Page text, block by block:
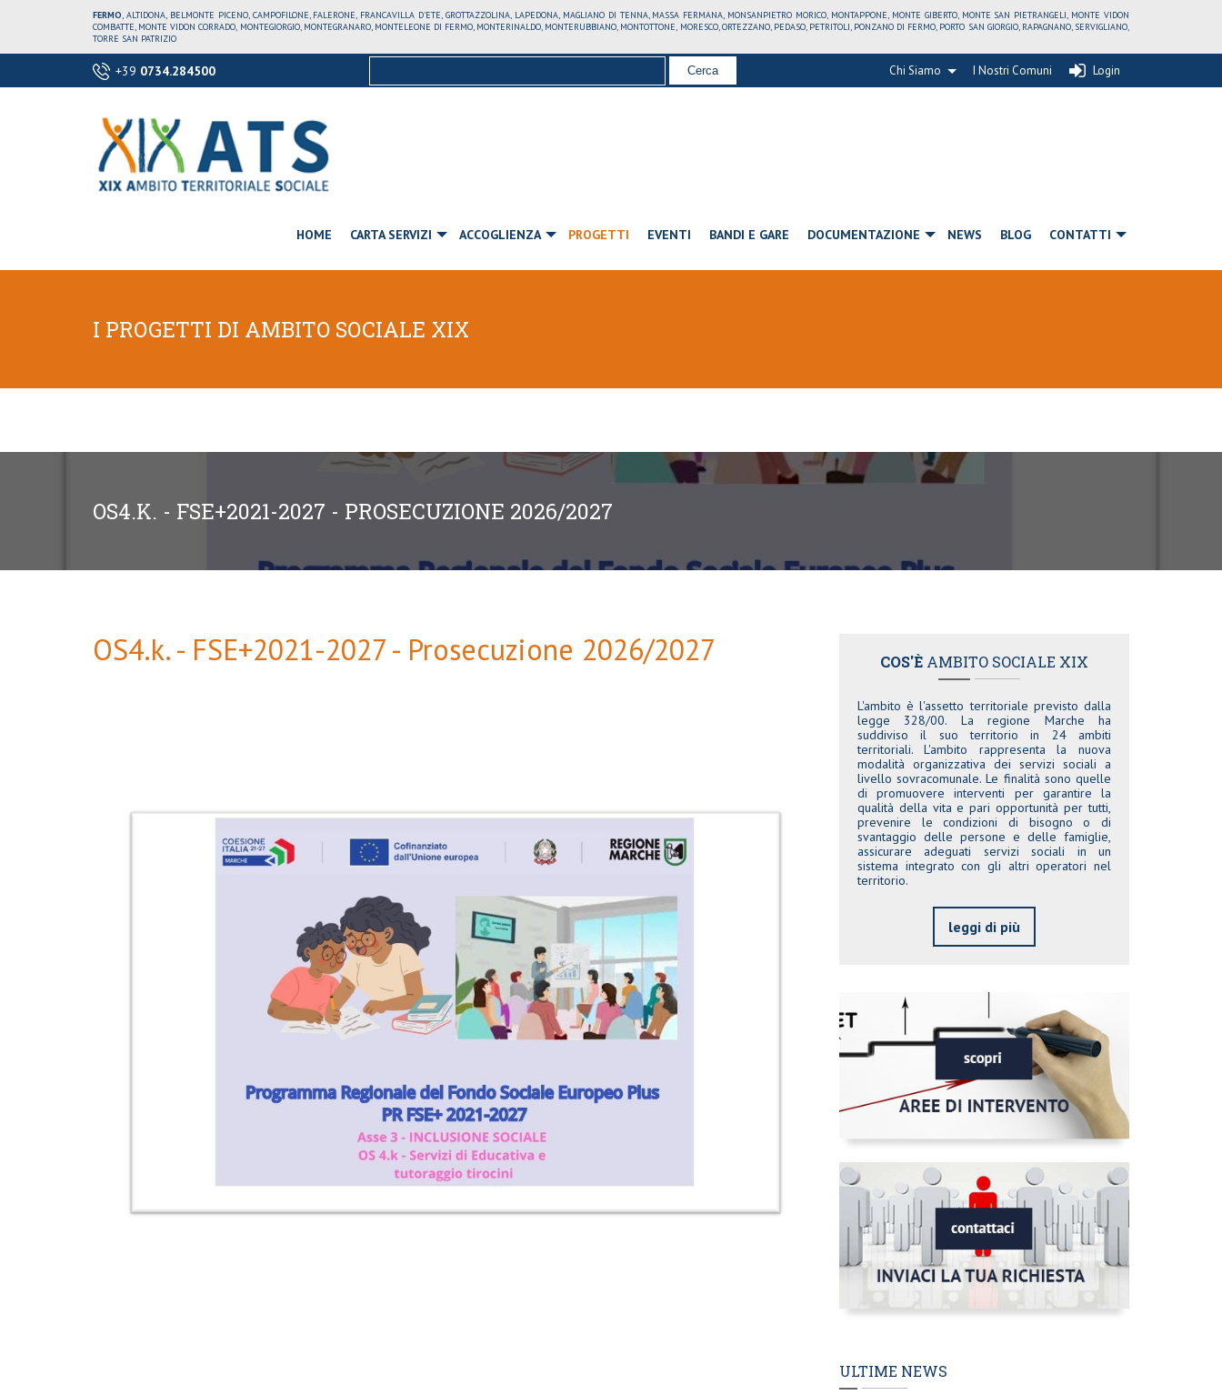
FERMO, ALTIDONA, BELMONTE PICENO, CAMPOFILONE, FALERONE, FRANCAVILLA D'ETE, GROTTAZZOLINA, LAPEDONA, MAGLIANO DI TENNA, MASSA FERMANA, MONSANPIETRO MORICO, MONTAPPONE, MONTE GIBERTO, MONTE SAN PIETRANGELI, MONTE VIDON
COMBATTE, MONTE VIDON CORRADO, MONTEGIORGIO, MONTEGRANARO, MONTELEONE DI FERMO, MONTERINALDO, MONTERUBBIANO, MONTOTTONE, MORESCO, ORTEZZANO, PEDASO, PETRITOLI, PONZANO DI FERMO, PORTO SAN GIORGIO, RAPAGNANO, SERVIGLIANO,
TORRE SAN PATRIZIO
+39 0734.284500 Chi Siamo I Nostri Comuni Login
HOME CARTA SERVIZI ACCOGLIENZA PROGETTI EVENTI BANDI E GARE DOCUMENTAZIONE NEWS BLOG CONTATTI
I PROGETTI DI AMBITO SOCIALE XIX
OS4.K. - FSE+2021-2027 - PROSECUZIONE 2026/2027
OS4.k. - FSE+2021-2027 - Prosecuzione 2026/2027 COS'ÈAMBITO SOCIALE XIX
L'ambito è l'assetto territoriale previsto dalla
legge 328/00. La regione Marche ha
suddiviso il suo territorio in 24 ambiti
territoriali. L'ambito rappresenta la nuova
modalità organizzativa dei servizi sociali a
livello sovracomunale. Le finalità sono quelle
di promuovere interventi per garantire la
qualità della vita e pari opportunità per tutti,
prevenire le condizioni di bisogno o di
svantaggio delle persone e delle famiglie,
assicurare adeguati servizi sociali in un
sistema integrato con gli altri operatori nel
territorio.
leggi di più
ULTIME NEWS